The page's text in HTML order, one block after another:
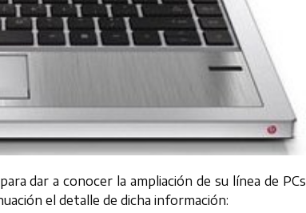
dar a conocer la ampliación de su línea de PCs
el detalle de dicha información: